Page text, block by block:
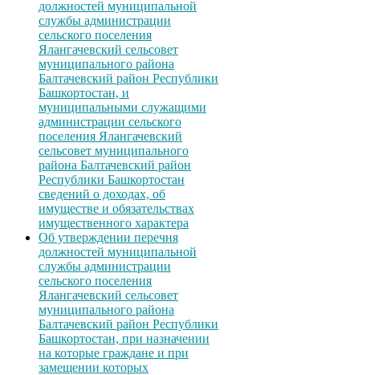
должностей муниципальной
службы администрации
сельского поселения
Ялангачевский сельсовет
муниципального района
Балтачевский район Республики
Башкортостан, и
муниципальными служащими
администрации сельского
поселения Ялангачевский
сельсовет муниципального
района Балтачевский район
Республики Башкортостан
сведений о доходах, об
имуществе и обязательствах
имущественного характера
Об утверждении перечня
должностей муниципальной
службы администрации
сельского поселения
Ялангачевский сельсовет
муниципального района
Балтачевский район Республики
Башкортостан, при назначении
на которые граждане и при
замещении которых